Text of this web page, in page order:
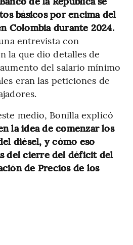
básicos por encima del
Colombia durante 2024.
entrevista con
la que dio detalles de
del salario mínimo
eran las peticiones de
medio, Bonilla explicó
la idea de comenzar los
diésel, y cómo eso
del cierre del déficit del
de Precios de los